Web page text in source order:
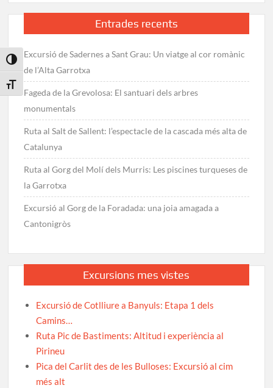
Toggle High Contrast
Toggle Font size
Entrades recents
Excursió de Sadernes a Sant Grau: Un viatge al cor romànic
de l’Alta Garrotxa
Fageda de la Grevolosa: El santuari dels arbres
monumentals
Ruta al Salt de Sallent: l’espectacle de la cascada més alta de
Catalunya
Ruta al Gorg del Molí dels Murris: Les piscines turqueses de
la Garrotxa
Excursió al Gorg de la Foradada: una joia amagada a
Cantonigròs
Excursions mes vistes
Excursió de Cotlliure a Banyuls: Etapa 1 dels
Camins…
Ruta Pic de Bastiments: Altitud i experiència al
Pirineu
Pica del Carlit des de les Bulloses: Excursió al cim
més alt